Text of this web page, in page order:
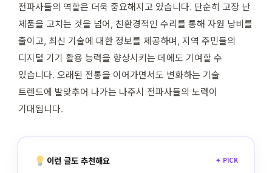
전파사들의 역할은 더욱 중요해지고 있습니다. 단순히 고장 난
제품을 고치는 것을 넘어, 친환경적인 수리를 통해 자원 낭비를
줄이고, 최신 기술에 대한 정보를 제공하며, 지역 주민들의
디지털 기기 활용 능력을 향상시키는 데에도 기여할 수
있습니다. 오래된 전통을 이어가면서도 변화하는 기술
트렌드에 발맞추어 나가는 나주시 전파사들의 노력이
기대됩니다.
이런 글도 추천해요 ✦ PICK